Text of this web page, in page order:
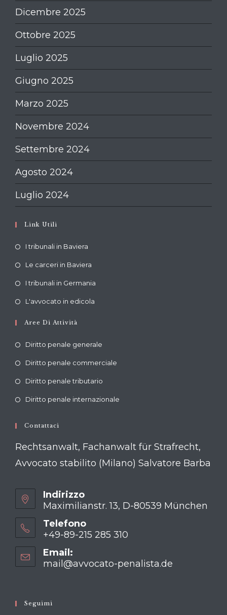
Dicembre 2025
Ottobre 2025
Luglio 2025
Giugno 2025
Marzo 2025
Novembre 2024
Settembre 2024
Agosto 2024
Luglio 2024
Link Utili
I tribunali in Baviera
a
new
Le carceri in Baviera
a
new
I tribunali in Germania
L'avvocato in edicola
tab
Aree Di Attività
Diritto penale generale
Diritto penale commerciale
Diritto penale tributario
Diritto penale internazionale
Contattaci
Rechtsanwalt, Fachanwalt für Strafrecht,
Avvocato stabilito (Milano) Salvatore Barba
Indirizzo
Maximilianstr. 13, D-80539 München
Telefono
+49-89-215 285 310
in
Email:
mail@avvocato-penalista.de
Seguimi